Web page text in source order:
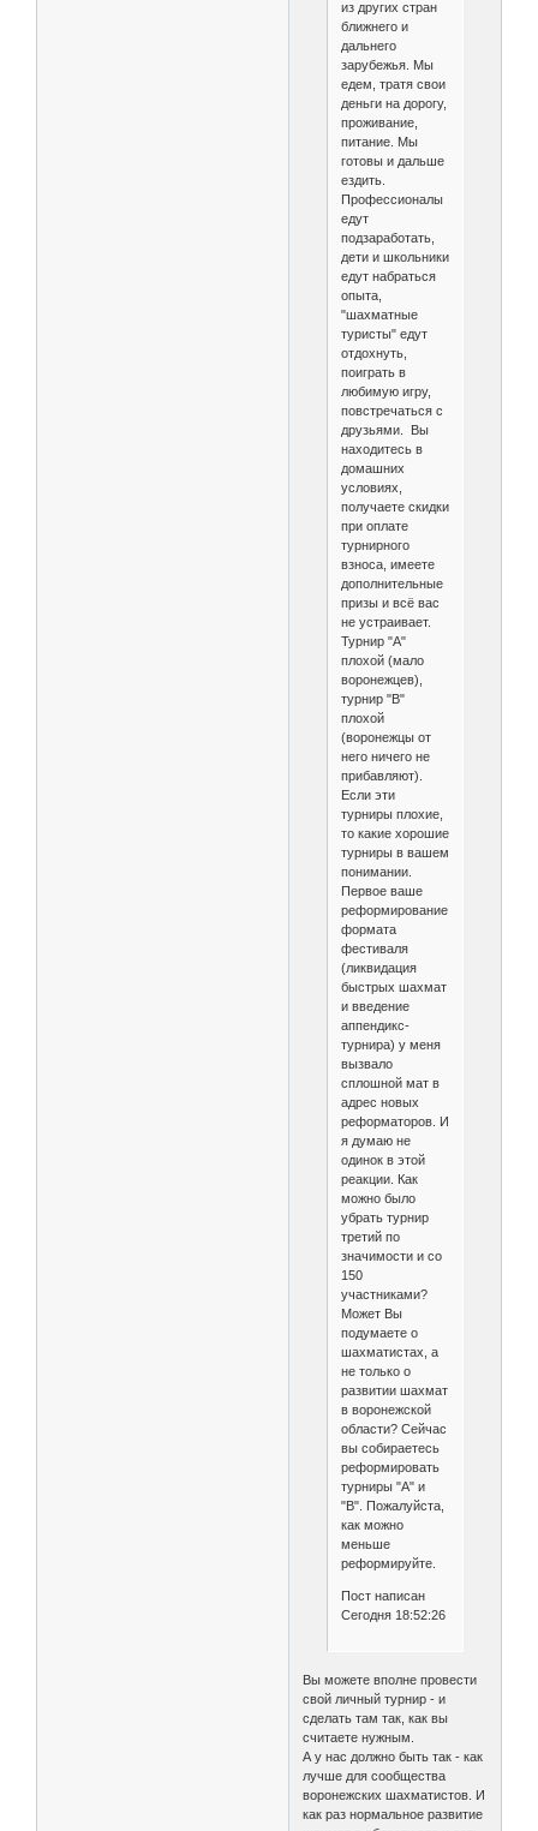
из других стран
ближнего и
дальнего
зарубежья. Мы
едем, тратя свои
деньги на дорогу,
проживание,
питание. Мы
готовы и дальше
ездить.
Профессионалы
едут
подзаработать,
дети и школьники
едут набраться
опыта,
"шахматные
туристы" едут
отдохнуть,
поиграть в
любимую игру,
повстречаться с
друзьями. Вы
находитесь в
домашних
условиях,
получаете скидки
при оплате
турнирного
взноса, имеете
дополнительные
призы и всё вас
не устраивает.
Турнир "А"
плохой (мало
воронежцев),
турнир "В"
плохой
(воронежцы от
него ничего не
прибавляют).
Если эти
турниры плохие,
то какие хорошие
турниры в вашем
понимании.
Первое ваше
реформирование
формата
фестиваля
(ликвидация
быстрых шахмат
и введение
аппендикс-
турнира) у меня
вызвало
сплошной мат в
адрес новых
реформаторов. И
я думаю не
одинок в этой
реакции. Как
можно было
убрать турнир
третий по
значимости и со
150
участниками?
Может Вы
подумаете о
шахматистах, а
не только о
развитии шахмат
в воронежской
области? Сейчас
вы собираетесь
реформировать
турниры "А" и
"В". Пожалуйста,
как можно
меньше
реформируйте.
Пост написан
Сегодня 18:52:26
Вы можете вполне провести
свой личный турнир - и
сделать там так, как вы
считаете нужным.
А у нас должно быть так - как
лучше для сообщества
воронежских шахматистов. И
как раз нормальное развитие